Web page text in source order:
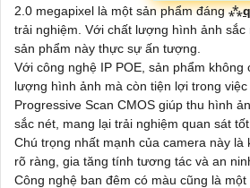
2.0 megapixel là một sản phẩm đáng ⁂
trải nghiệm. Với chất lượng hình ảnh sắc
sản phẩm này thực sự ấn tượng.
Với công nghệ IP POE, sản phẩm không
lượng hình ảnh mà còn tiện lợi trong
Progressive Scan CMOS giúp thu hình
sắc nét, mang lại trải nghiệm quan sát tốt.
Chú trọng nhất mạnh của camera này là
rõ ràng, gia tăng tính tương tác và an
Công nghệ ban đêm có màu cũng là